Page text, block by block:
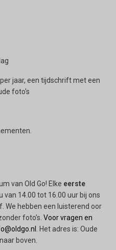
jaar, een tijdschrift met een
foto's
van Old Go! Elke eerste
van 14.00 tot 16.00 uur bij ons
We hebben een luisterend oor
foto’s. Voor vragen en
. Het adres is: Oude
boven.